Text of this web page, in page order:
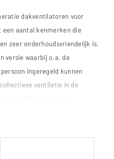
dakventilatoren voor
een aantal kenmerken die
zeer onderhoudsvriendelijk is.
versie waarbij o.a. de
ingeregeld kunnen
ventilatie in de
3 in combinatie met
ventileren in de